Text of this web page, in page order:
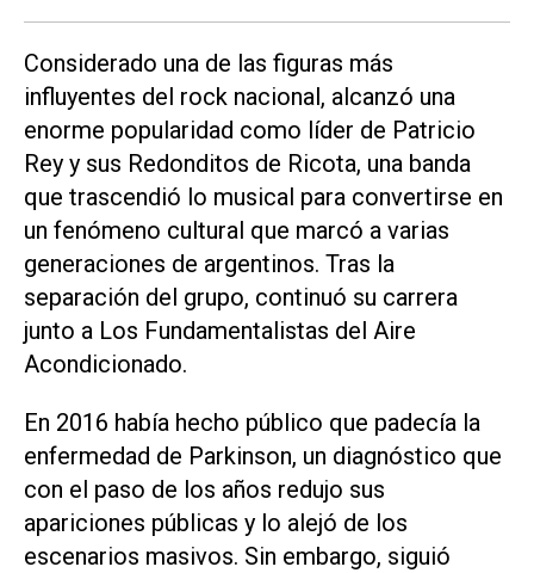
Considerado una de las figuras más
influyentes del rock nacional, alcanzó una
enorme popularidad como líder de Patricio
Rey y sus Redonditos de Ricota, una banda
que trascendió lo musical para convertirse en
un fenómeno cultural que marcó a varias
generaciones de argentinos. Tras la
separación del grupo, continuó su carrera
junto a Los Fundamentalistas del Aire
Acondicionado.
En 2016 había hecho público que padecía la
enfermedad de Parkinson, un diagnóstico que
con el paso de los años redujo sus
apariciones públicas y lo alejó de los
escenarios masivos. Sin embargo, siguió